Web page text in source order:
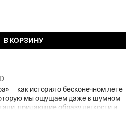
В КОРЗИНУ
— как история о бесконечном лете
мы ощущаем даже в шумном
придающие образу легкости и
клетка виши и кружевные